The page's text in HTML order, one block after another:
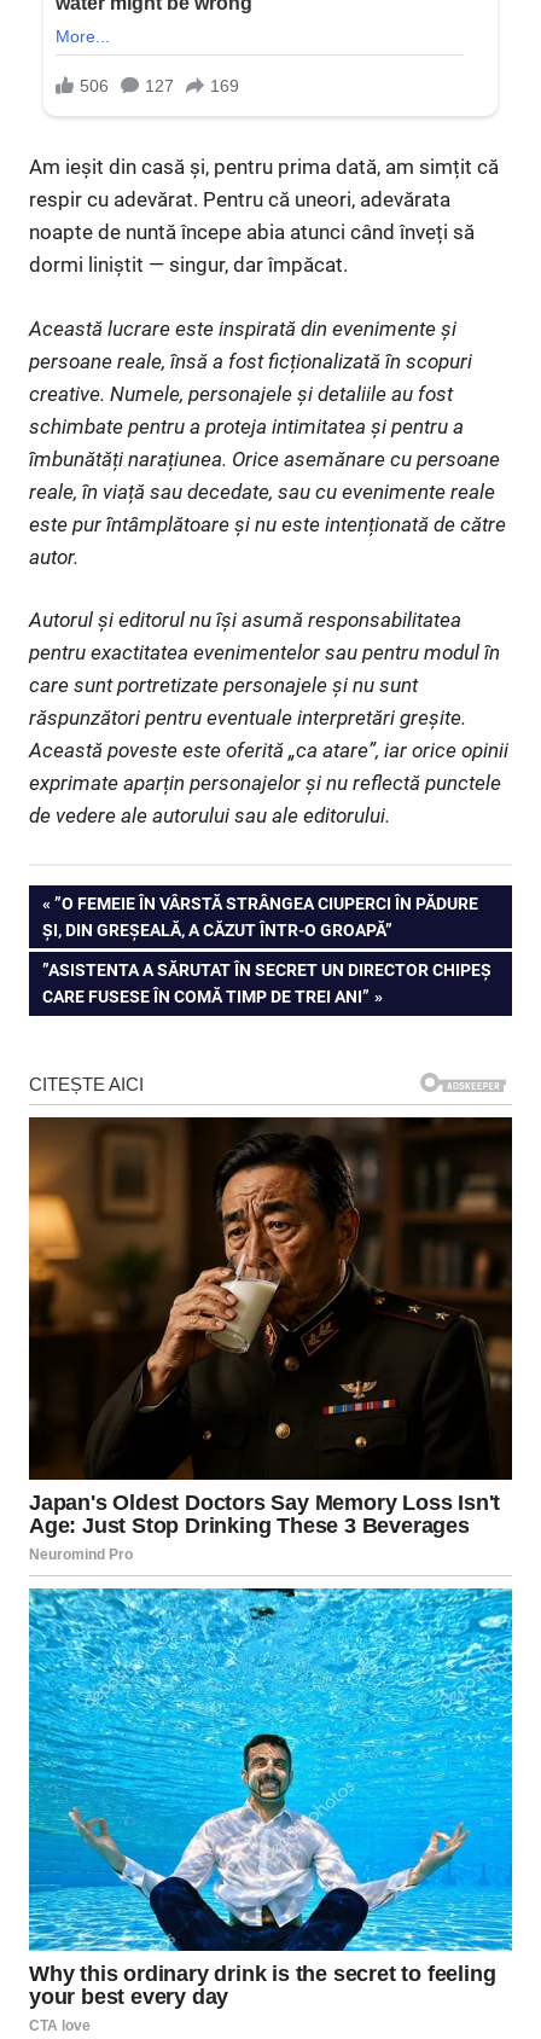
Am ieșit din casă și, pentru prima dată, am simțit că
respir cu adevărat. Pentru că uneori, adevărata
noapte de nuntă începe abia atunci când înveți să
dormi liniștit — singur, dar împăcat.
Această lucrare este inspirată din evenimente și
persoane reale, însă a fost ficționalizată în scopuri
creative. Numele, personajele și detaliile au fost
schimbate pentru a proteja intimitatea și pentru a
îmbunătăți narațiunea. Orice asemănare cu persoane
reale, în viață sau decedate, sau cu evenimente reale
este pur întâmplătoare și nu este intenționată de către
autor.
Autorul și editorul nu își asumă responsabilitatea
pentru exactitatea evenimentelor sau pentru modul în
care sunt portretizate personajele și nu sunt
răspunzători pentru eventuale interpretări greșite.
Această poveste este oferită „ca atare”, iar orice opinii
exprimate aparțin personajelor și nu reflectă punctele
de vedere ale autorului sau ale editorului.
Navigare
în
articole
PREVIOUS
POST:
”O FEMEIE ÎN VÂRSTĂ STRÂNGEA CIUPERCI ÎN PĂDURE
ȘI, DIN GREȘEALĂ, A CĂZUT ÎNTR-O GROAPĂ”
NEXT
POST:
”ASISTENTA A SĂRUTAT ÎN SECRET UN DIRECTOR CHIPEȘ
CARE FUSESE ÎN COMĂ TIMP DE TREI ANI”